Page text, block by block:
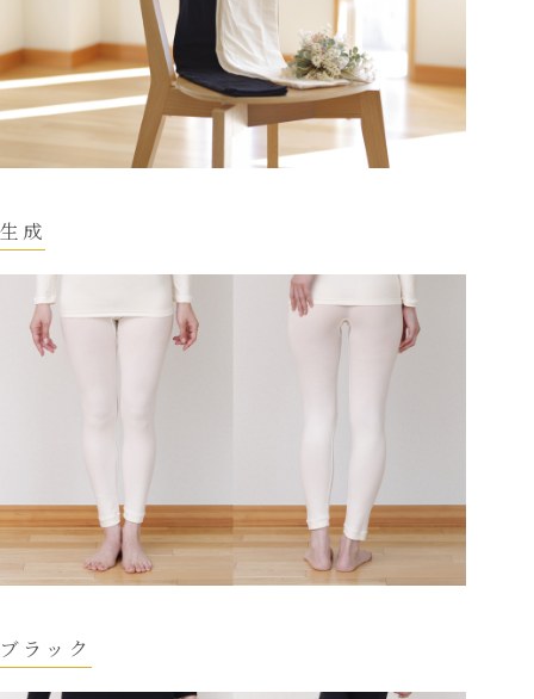
生成
ブラック